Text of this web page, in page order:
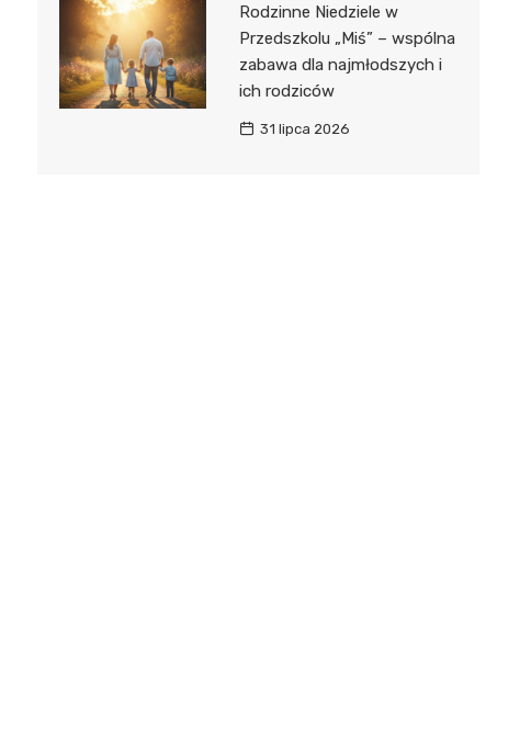
Rodzinne Niedziele w
Przedszkolu „Miś” – wspólna
zabawa dla najmłodszych i
ich rodziców
31 lipca 2026